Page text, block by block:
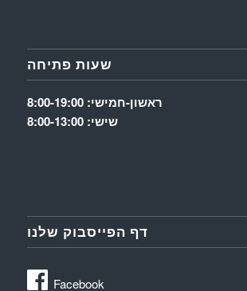
שעות פתיחה
ראשון-חמישי: 8:00-19:00
שישי: 8:00-13:00
דף הפייסבוק שלנו
Facebook